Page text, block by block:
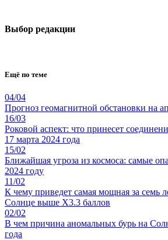
Выбор редакции
Ещё по теме
04/04
Прогноз геомагнитной обстановки на
16/03
Роковой аспект: что принесет
17 марта 2024 года
15/02
Ближайшая угроза из космоса: самые
2024 году
11/02
К чему приведет самая мощная за семь
Солнце выше X3.3 баллов
02/02
В чем причина аномальных бурь на
года